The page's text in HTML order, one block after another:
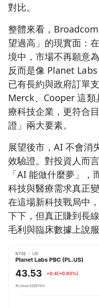
對比。
整體來看，
望過高」的現實面：
境中，市場不再願意
反而是像 Planet
已有長約與政府訂單
Merck、Cooper 這類
療科技企業，更符合
證」兩大要素。
展望後市，AI 不會消
效驗證。對投資人而
「AI 能做什麼夢」
科技與醫療需求真正
在這場新科技戰局中
下下，但真正賺到長
毛利與臨床數據上說